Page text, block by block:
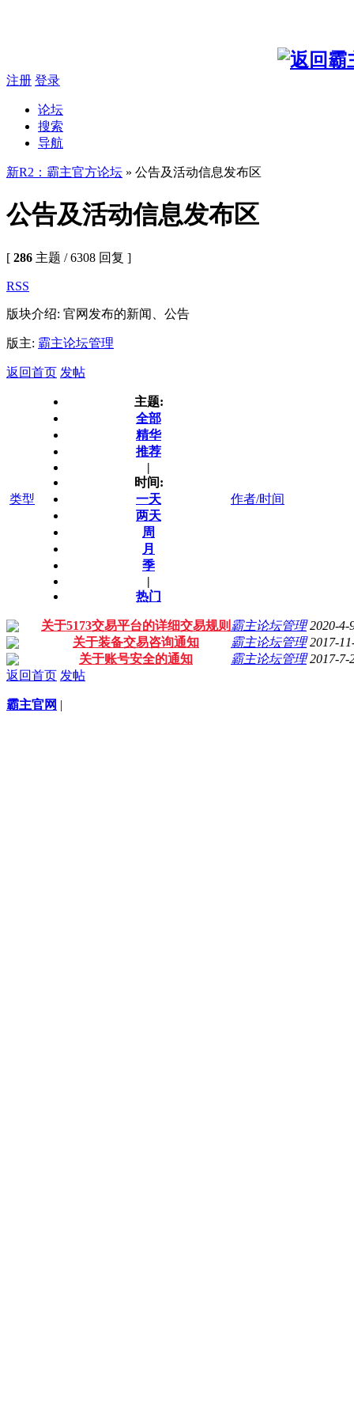
注册 登录
论坛
搜索
导航
新R2：霸主官方论坛 » 公告及活动信息发布区
公告及活动信息发布区
[ 286 主题 / 6308 回复 ]
RSS
版块介绍: 官网发布的新闻、公告
版主: 霸主论坛管理
返回首页 发帖
类型
主题:
全部
精华
推荐
|
时间:
一天
两天
周
月
季
|
热门
作者/时间
关于5173交易平台的详细交易规则 霸主论坛管理 2020-4-
关于装备交易咨询通知
霸主论坛管理 2017-
关于账号安全的通知
霸主论坛管理 2017-7-
返回首页 发帖
霸主官网 |